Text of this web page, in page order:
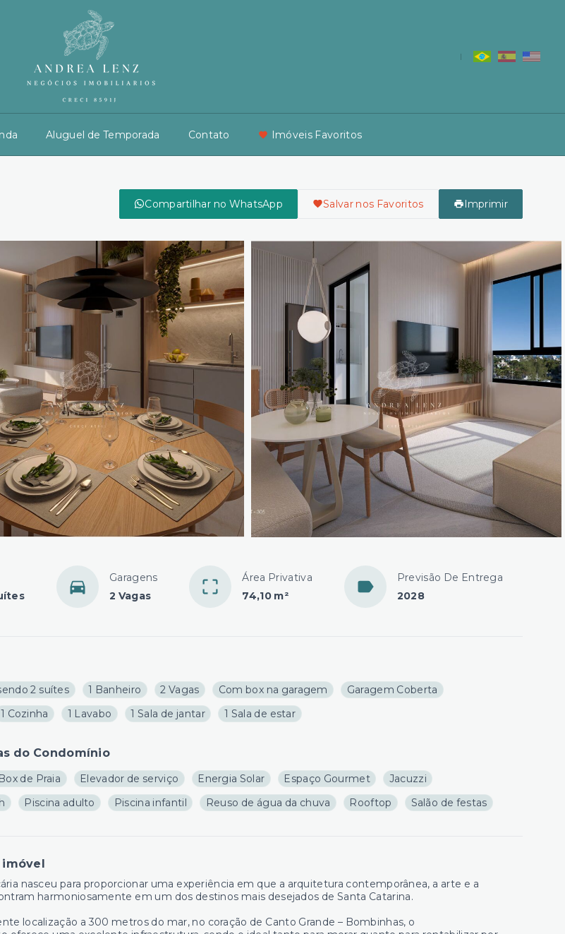
Aluguel de Temporada Contato Imóveis Favoritos
Compartilhar no WhatsApp Salvar nos Favoritos Imprimir
Garagens
2 Vagas
Área Privativa
74,10 m²
Previsão De Entrega
2028
2 suítes 1 Banheiro 2 Vagas Com box na garagem
Garagem Coberta
1 Cozinha 1 Lavabo 1 Sala de jantar 1 Sala de estar
do Condomínio
Box de Praia Elevador de serviço Energia Solar Espaço Gourmet
Jacuzzi
Piscina adulto Piscina infantil Reuso de água da chuva Rooftop Salão de festas
imóvel
nasceu para proporcionar uma experiência em que a arquitetura contemporânea, a arte e a
harmoniosamente em um dos destinos mais desejados de Santa Catarina.
localização a 300 metros do mar, no coração de Canto Grande – Bombinhas, o